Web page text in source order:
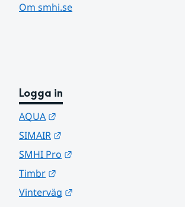
Om smhi.se
Logga in
AQUA
SIMAIR
SMHI Pro
Timbr
Vinterväg